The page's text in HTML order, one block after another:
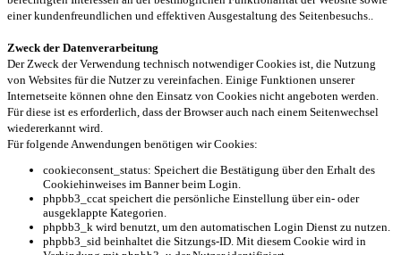
einer kundenfreundlichen und effektiven Ausgestaltung des Seitenbesuchs..
Zweck der Datenverarbeitung
Der Zweck der Verwendung technisch notwendiger Cookies ist, die Nutzung
von Websites für die Nutzer zu vereinfachen. Einige Funktionen unserer
Internetseite können ohne den Einsatz von Cookies nicht angeboten werden.
Für diese ist es erforderlich, dass der Browser auch nach einem Seitenwechsel
wiedererkannt wird.
Für folgende Anwendungen benötigen wir Cookies:
cookieconsent_status: Speichert die Bestätigung über den Erhalt des
Cookiehinweises im Banner beim Login.
phpbb3_ccat speichert die persönliche Einstellung über ein- oder
ausgeklappte Kategorien.
phpbb3_k wird benutzt, um den automatischen Login Dienst zu nutzen.
phpbb3_sid beinhaltet die Sitzungs-ID. Mit diesem Cookie wird in